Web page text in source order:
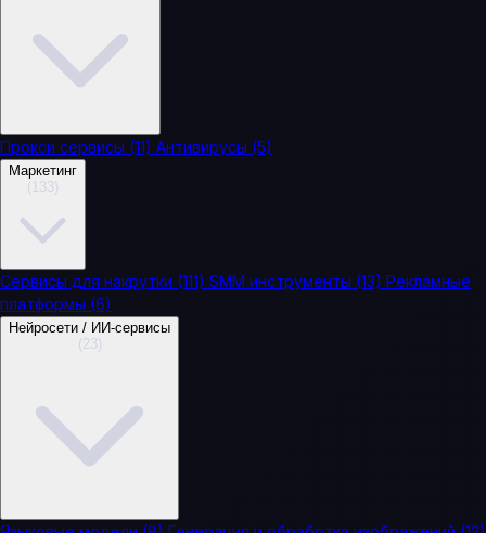
Прокси сервисы (11) Антивирусы (5)
Маркетинг
(133)
Сервисы для накрутки (111) SMM инструменты (13) Рекламные
платформы (6)
Нейросети / ИИ-сервисы
(23)